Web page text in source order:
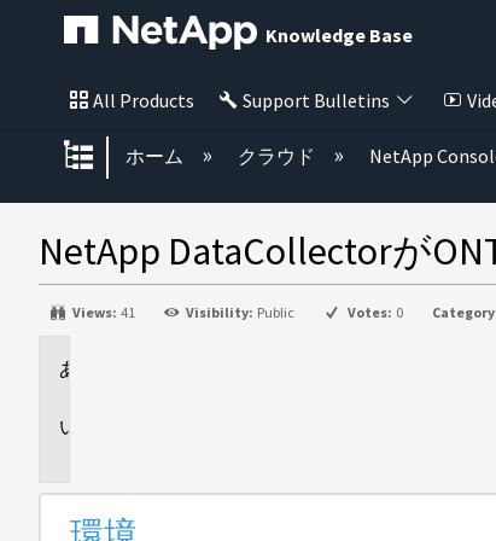
Knowledge Base
All Products Support Bulletins
グローバル階層を展開/折り
ホーム クラウド NetApp
NetApp DataCollectorが
Views: 41 Visibility: Public Votes: 0